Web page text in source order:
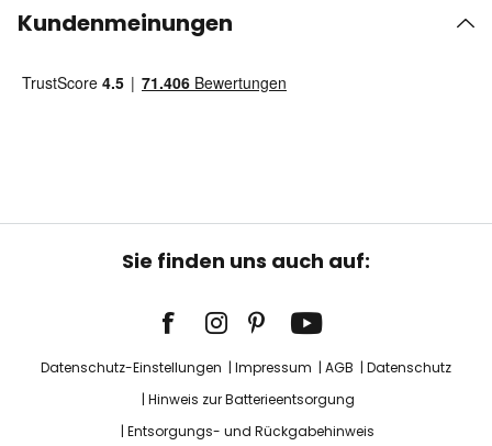
Kundenmeinungen
Sie finden uns auch auf:
Datenschutz-Einstellungen Impressum AGB
Datenschutz
Hinweis zur Batterieentsorgung
Entsorgungs- und Rückgabehinweis